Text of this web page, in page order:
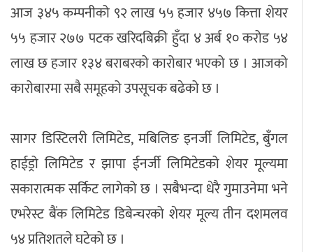
आज ३४५ कम्पनीको ९२ लाख ५५ हजार ४५७ कित्ता शेयर
५५ हजार २७७ पटक खरिदबिक्री हुँदा ४ अर्ब १० करोड ५४
लाख छ हजार १३४ बराबरको कारोबार भएको छ । आजको
कारोबारमा सबै समूहको उपसूचक बढेको छ ।
सागर डिस्टिलरी लिमिटेड, मबिलिङ इनर्जी लिमिटेड, बुँगल
हाईड्रो लिमिटेड र झापा ईनर्जी लिमिटेडको शेयर मूल्यमा
सकारात्मक सर्किट लागेको छ । सबैभन्दा धेरै गुमाउनेमा भने
एभरेस्ट बैंक लिमिटेड डिबेन्चरको शेयर मूल्य तीन दशमलव
५४ प्रतिशतले घटेको छ ।